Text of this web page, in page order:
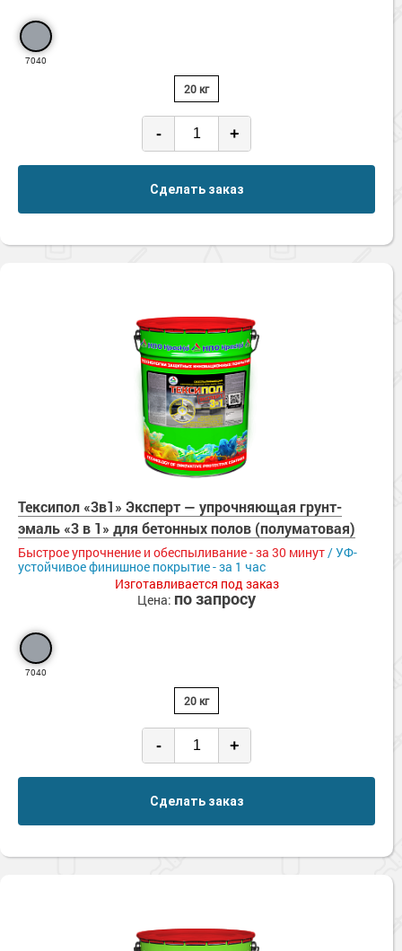
7040
20 кг
- +
Сделать заказ
Тексипол «3в1» Эксперт — упрочняющая грунт-
эмаль «3 в 1» для бетонных полов (полуматовая)
Быстрое упрочнение и обеспыливание - за 30 минут/ УФ-
устойчивое финишное покрытие - за 1 час
Изготавливается под заказ
Цена: по запросу
7040
20 кг
- +
Сделать заказ